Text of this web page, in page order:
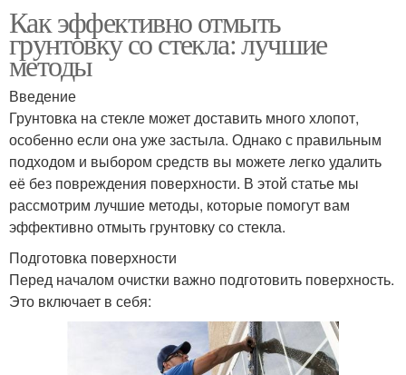
Как эффективно отмыть
грунтовку со стекла: лучшие
методы
Введение
Грунтовка на стекле может доставить много хлопот,
особенно если она уже застыла. Однако с правильным
подходом и выбором средств вы можете легко удалить
её без повреждения поверхности. В этой статье мы
рассмотрим лучшие методы, которые помогут вам
эффективно отмыть грунтовку со стекла.
Подготовка поверхности
Перед началом очистки важно подготовить поверхность.
Это включает в себя: